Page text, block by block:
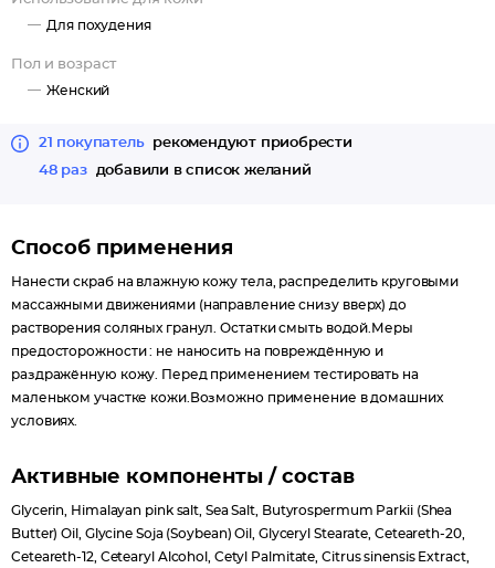
Глицерин.
Для похудения
Пол и возраст
Женский
21 покупатель
рекомендуют приобрести
48 раз
добавили в список желаний
Способ применения
Нанести скраб на влажную кожу тела, распределить круговыми
массажными движениями (направление снизу вверх) до
растворения соляных гранул. Остатки смыть водой.Меры
предосторожности : не наносить на повреждённую и
раздражённую кожу. Перед применением тестировать на
маленьком участке кожи.Возможно применение в домашних
условиях.
Активные компоненты / состав
Glycerin, Himalayan pink salt, Sea Salt, Butyrospermum Parkii (Shea
Butter) Oil, Glycine Soja (Soybean) Oil, Glyceryl Stearate, Ceteareth-20,
Ceteareth-12, Cetearyl Alcohol, Cetyl Palmitate, Сitrus sinensis Extract,